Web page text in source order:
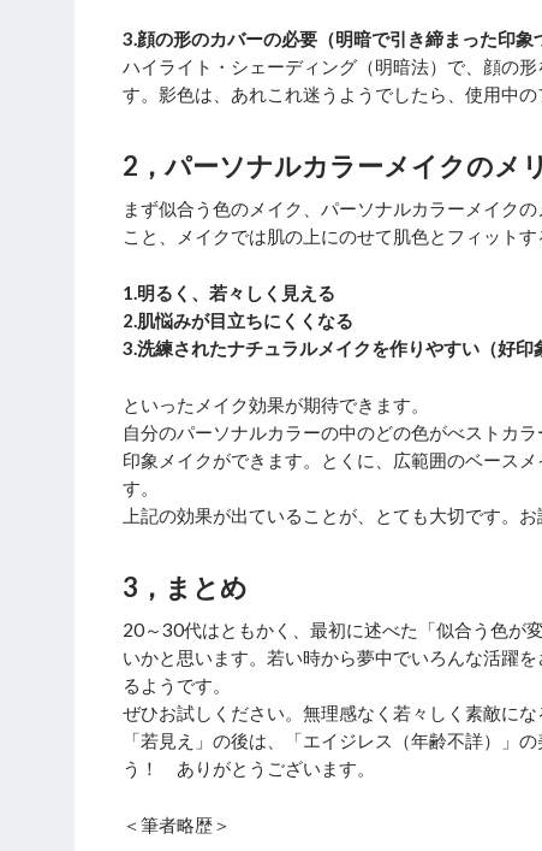
3.顔の形のカバーの必要（明暗で引き締まった印象
ハイライト・シェーディング（明暗法）で、顔の
す。影色は、あれこれ迷うようでしたら、使用中
2，パーソナルカラーメイクのメ
まず似合う色のメイク、パーソナルカラーメイク
こと、メイクでは肌の上にのせて肌色とフィットす
1.明るく、若々しく見える
2.肌悩みが目立ちにくくなる
3.洗練されたナチュラルメイクを作りやすい（好印
といったメイク効果が期待できます。
自分のパーソナルカラーの中のどの色がべストカ
印象メイクができます。とくに、広範囲のベース
す。
上記の効果が出ていることが、とても大切です。
3，まとめ
20～30代はともかく、最初に述べた「似合う色が
いかと思います。若い時から夢中でいろんな活躍
るようです。
ぜひお試しください。無理感なく若々しく素敵にな
「若見え」の後は、「エイジレス（年齢不詳）」
う！ ありがとうございます。
＜筆者略歴＞